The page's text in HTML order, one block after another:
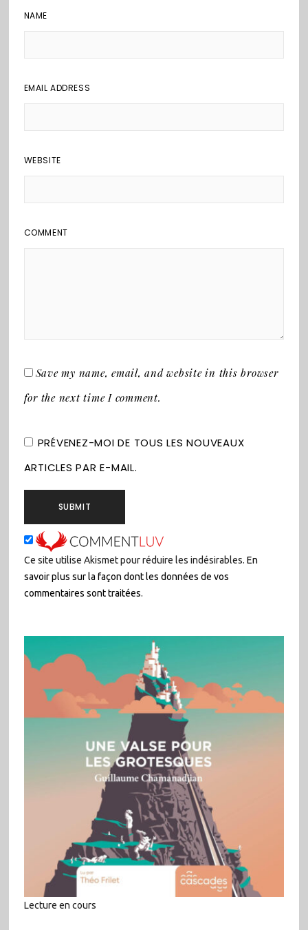
NAME
EMAIL ADDRESS
WEBSITE
COMMENT
Save my name, email, and website in this browser
for the next time I comment.
PRÉVENEZ-MOI DE TOUS LES NOUVEAUX
ARTICLES PAR E-MAIL.
Ce site utilise Akismet pour réduire les indésirables. En
savoir plus sur la façon dont les données de vos
commentaires sont traitées.
Lecture en cours